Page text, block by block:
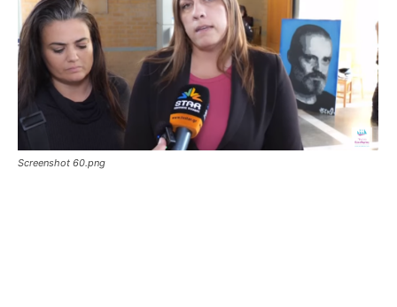
Screenshot 60.png